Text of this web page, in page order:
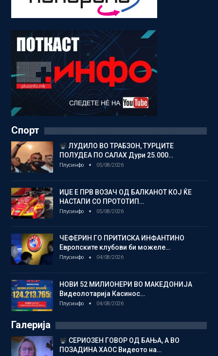
Спорт
ЛУДИЛО ВО ТРАБЗОН, ТУРЦИТЕ
ПОЛУДЕА ПО САЛАХ Дури 25.000…
Плусинфо 05/08/2026
ИЏЕ Е ПРВ ВОЗАЧ ОД БАЛКАНОТ КОЈ ЌЕ
НАСТАПИ СО ПРОТОТИП…
Плусинфо 05/08/2026
ЧЕФЕРИН ГО ПРИТИСКА ИНФАНТИНО
Европските клубови би можеле…
Плусинфо 04/08/2026
НОВИ 52 МИЛИОНЕРИ ВО МАКЕДОНИЈА
Видеолотарија Касинос…
Плусинфо 04/08/2026
Галерија
СЕРИОЗЕН ГОВОР ОД БАЊА, А ВО
ПОЗАДИНА ХАОС Видеото на…